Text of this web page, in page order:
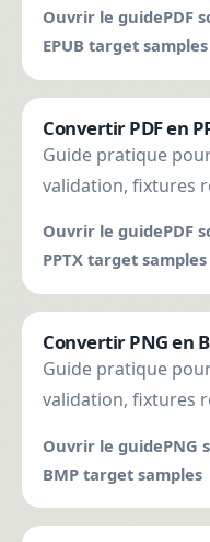
Ouvrir le guidePDF
EPUB target samples
Convertir PDF en
Guide pratique
validation, fixtures
Ouvrir le guidePDF
PPTX target samples
Convertir PNG en
Guide pratique
validation, fixtures
Ouvrir le guidePNG
BMP target samples